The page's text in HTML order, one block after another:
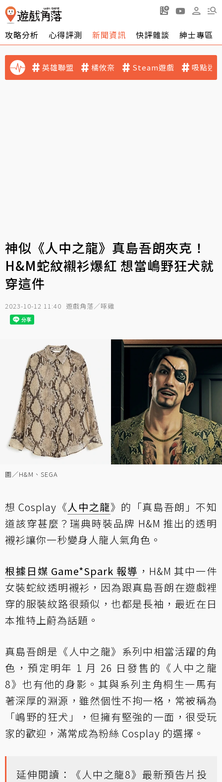
攻略分析 心得評測 新聞資訊 快評雜談 紳士專區
英雄聯盟 橘攸奈 Steam遊戲 吸點迷
神似《人中之龍》真島吾朗夾克！
H&M蛇紋襯衫爆紅 想當嶋野狂犬就
穿這件
2023-10-12 11:40 遊戲角落／啄雞
圖／H&M、SEGA
想 Cosplay《人中之龍》的「真島吾朗」不知
道該穿甚麼？瑞典時裝品牌 H&M 推出的透明
襯衫讓你一秒變身人龍人氣角色。
根據日媒 Game*Spark 報導 ，H&M 其中一件
女裝蛇紋透明襯衫，因為跟真島吾朗在遊戲裡
穿的服裝紋路很類似，也都是長袖，最近在日
本推特上蔚為話題。
真島吾朗是《人中之龍》系列中相當活躍的角
色，預定明年 1 月 26 日發售的《人中之龍
8》也有他的身影。其與系列主角桐生一馬有
著深厚的淵源，雖然個性不拘一格，常被稱為
「嶋野的狂犬」，但擁有堅強的一面，很受玩
家的歡迎，滿常成為粉絲 Cosplay 的選擇。
延伸閱讀：
《人中之龍8》最新預告片投